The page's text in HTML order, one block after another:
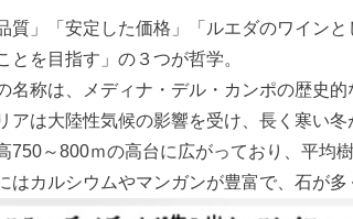
質」「安定した価格」「ルエダのワイン
とを目指す」の３つが哲学。
名称は、メディナ・デル・カンポの歴史
アは大陸性気候の影響を受け、長く寒い
750～800ｍの高台に広がっており、平均樹
はカルシウムやマンガンが豊富で、石が